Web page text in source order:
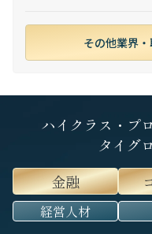
その他業界
ハイクラス・プ
タイグ
金融
経営人材